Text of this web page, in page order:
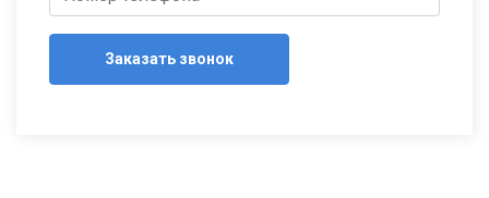
Заказать звонок